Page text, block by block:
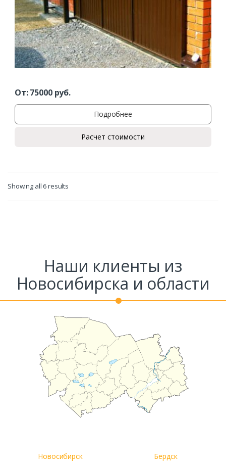
От:75000руб.
Подробнее
Расчет стоимости
Showing all 6 results
Наши клиенты из
Новосибирска и области
Новосибирск Бердск